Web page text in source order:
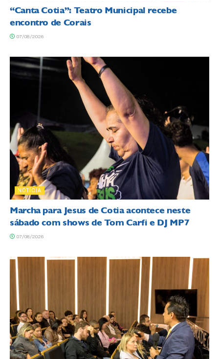
“Canta Cotia”: Teatro Municipal recebe
encontro de Corais
07/08/2026
NOTÍCIA
Marcha para Jesus de Cotia acontece neste
sábado com shows de Tom Carfi e DJ MP7
07/08/2026